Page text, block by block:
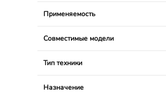
Применяемость
Совместимые модели
Тип техники
Назначение